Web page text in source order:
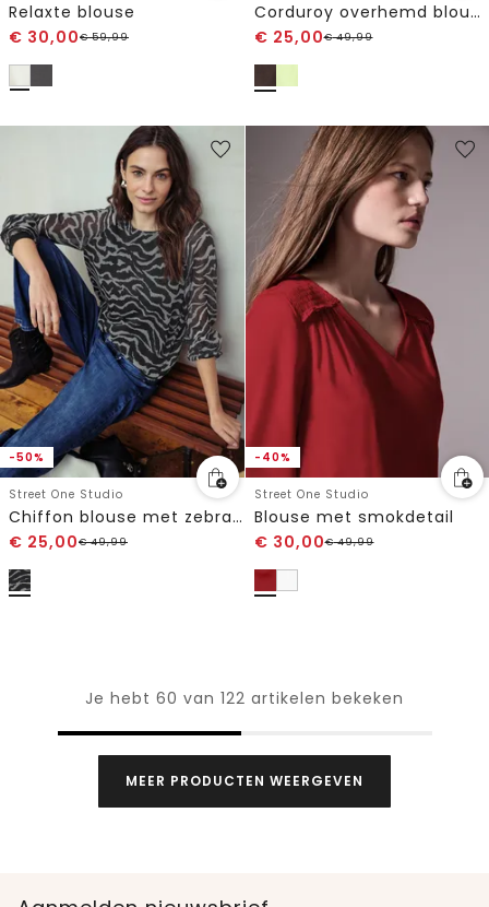
Relaxte blouse
€ 30,00€59,99
Corduroy overhemd blouse
€ 25,00€49,99
-50%
Street One Studio
Chiffon blouse met zebraprint
€ 25,00€49,99
-40%
Street One Studio
Blouse met smokdetail
€ 30,00€49,99
Je hebt 60 van 122 artikelen bekeken
MEER PRODUCTEN WEERGEVEN